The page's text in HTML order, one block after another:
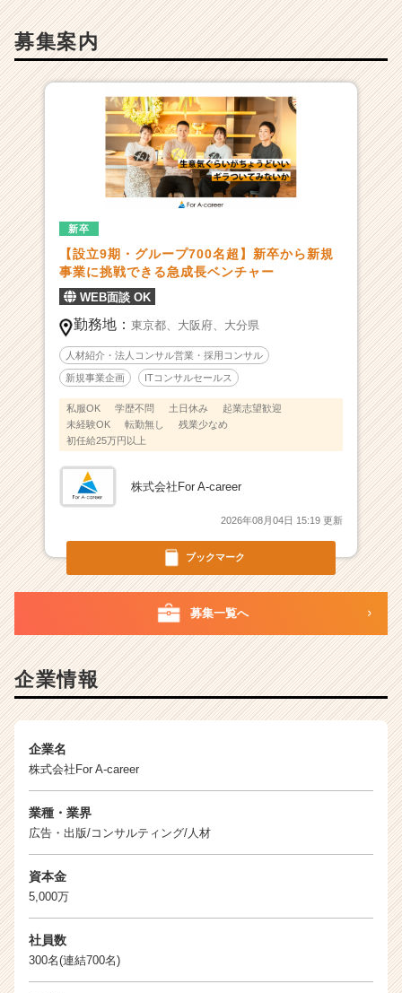
事
業
も
キ
ャ
リ
ア
も
拓
く
急
成
長
ベ
ン
チ
ャ
ー
新
挑
戦
チ
ャ
企
か
ら
く
募集案内
ブックマーク
新卒
【設立9期・グループ700名超】新卒から新規
事業に挑戦できる急成長ベンチャー
WEB面談 OK
勤務地： 東京都、 大阪府、 大分県
人材紹介・法人コンサル営業・採用コンサル
新規事業企画 ITコンサルセールス
私服OK 学歴不問 土日休み
起業志望歓迎
未経験OK
転勤無し
残業少なめ
初任給25万円以上
株式会社For A-career
2026年08月04日 15:19 更新
募集一覧へ
企業情報
企業名
株式会社For A-career
業種・業界
広告・出版/コンサルティング/人材
資本金
5,000万
社員数
300名(連結700名)